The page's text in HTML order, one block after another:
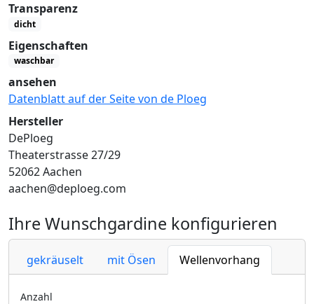
Transparenz
dicht
Eigenschaften
waschbar
ansehen
Datenblatt auf der Seite von de Ploeg
Hersteller
DePloeg
Theaterstrasse 27/29
52062 Aachen
aachen@deploeg.com
Ihre Wunschgardine konfigurieren
gekräuselt mit Ösen Wellenvorhang
Anzahl